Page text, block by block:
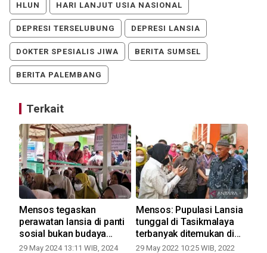
HLUN HARI LANJUT USIA NASIONAL
DEPRESI TERSELUBUNG DEPRESI LANSIA
DOKTER SPESIALIS JIWA BERITA SUMSEL
BERITA PALEMBANG
Terkait
Mensos tegaskan
perawatan lansia di panti
sosial bukan budaya
bangsa
29 May 2024 13:11 WIB, 2024
Mensos: Pupulasi Lansia
tunggal di Tasikmalaya
terbanyak ditemukan di
Indonesia
29 May 2022 10:25 WIB, 2022